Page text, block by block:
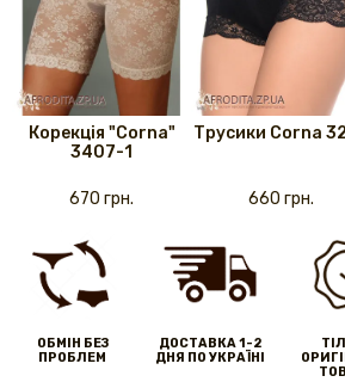
Корекція "Corna"
3407-1
670 грн.
Трусики Corna
660 грн.
ОБМІН БЕЗ
ПРОБЛЕМ
ДОСТАВКА 1-2
ДНЯ ПО УКРАЇНІ